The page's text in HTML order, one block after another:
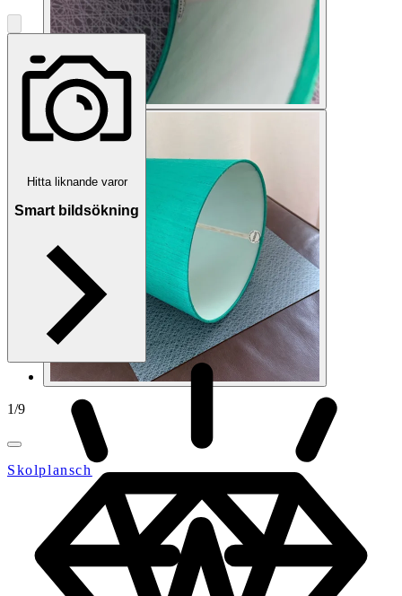
1/9
Skolplansch
Hitta liknande varor
Smart bildsökning